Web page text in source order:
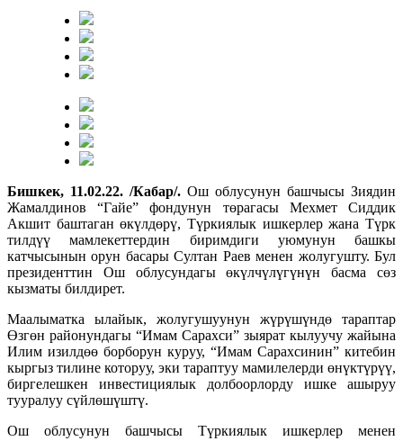
Бишкек, 11.02.22. /Кабар/. Ош облусунун башчысы Зиядин
Жамалдинов “Гайе” фондунун төрагасы Мехмет Сиддик
Акшит баштаган өкүлдөрү, Түркиялык ишкерлер жана Түрк
тилдүү мамлекеттердин биримдиги уюмунун башкы
катчысынын орун басары Султан Раев менен жолугушту. Бул
президенттин Ош облусундагы өкүлчүлүгүнүн басма сөз
кызматы билдирет.
Маалыматка ылайык, жолугушуунун жүрүшүндө тараптар
Өзгөн районундагы “Имам Сарахси” зыярат кылуучу жайына
Илим изилдөө борборун куруу, “Имам Сарахсинин” китебин
кыргыз тилине которуу, эки тараптуу мамилелерди өнүктүрүү,
биргелешкен инвестициялык долбоорлорду ишке ашыруу
тууралуу сүйлөшүштү.
Ош облусунун башчысы Түркиялык ишкерлер менен